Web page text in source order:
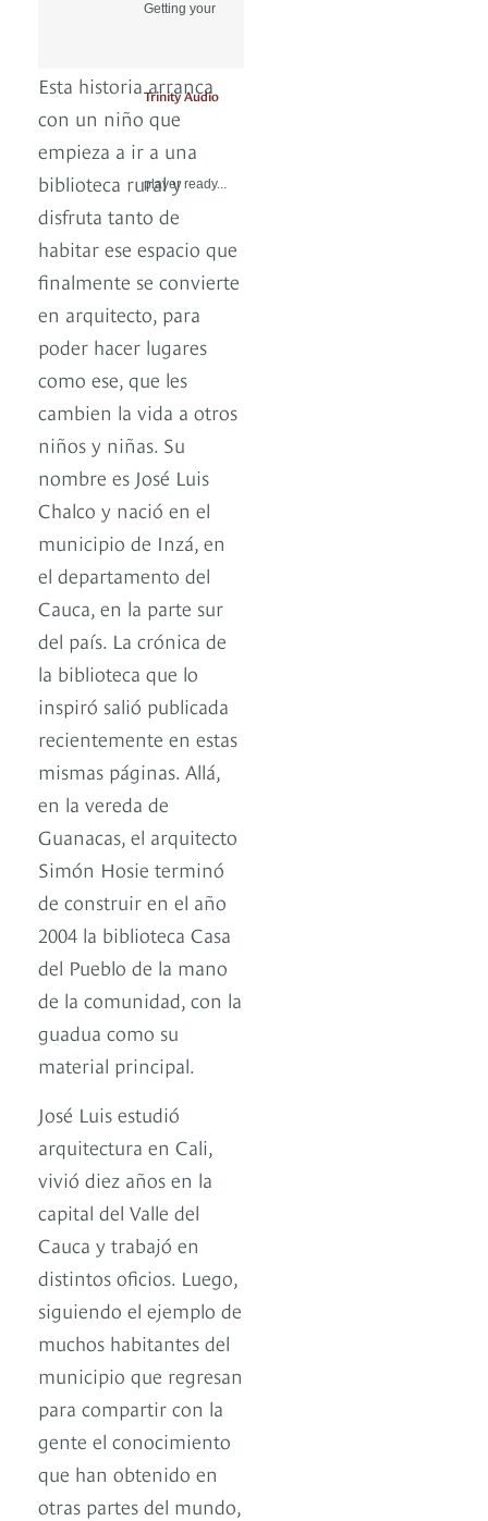
Getting your
Trinity Audio
player ready...
Esta historia arranca
con un niño que
empieza a ir a una
biblioteca rural y
disfruta tanto de
habitar ese espacio que
finalmente se convierte
en arquitecto, para
poder hacer lugares
como ese, que les
cambien la vida a otros
niños y niñas. Su
nombre es José Luis
Chalco y nació en el
municipio de Inzá, en
el departamento del
Cauca, en la parte sur
del país. La crónica de
la biblioteca que lo
inspiró salió publicada
recientemente en estas
mismas páginas. Allá,
en la vereda de
Guanacas, el arquitecto
Simón Hosie terminó
de construir en el año
2004 la biblioteca Casa
del Pueblo de la mano
de la comunidad, con la
guadua como su
material principal.
José Luis estudió
arquitectura en Cali,
vivió diez años en la
capital del Valle del
Cauca y trabajó en
distintos oficios. Luego,
siguiendo el ejemplo de
muchos habitantes del
municipio que regresan
para compartir con la
gente el conocimiento
que han obtenido en
otras partes del mundo,